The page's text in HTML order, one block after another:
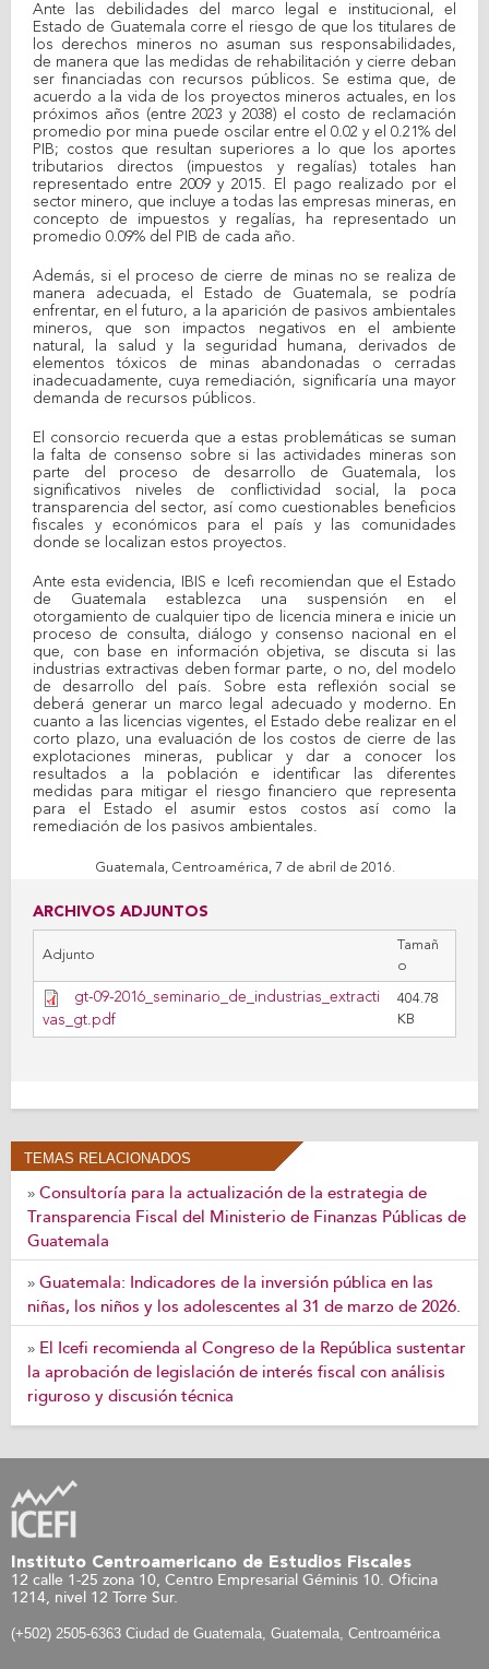
Ante las debilidades del marco legal e institucional, el
Estado de Guatemala corre el riesgo de que los titulares de
los derechos mineros no asuman sus responsabilidades,
de manera que las medidas de rehabilitación y cierre deban
ser financiadas con recursos públicos. Se estima que, de
acuerdo a la vida de los proyectos mineros actuales, en los
próximos años (entre 2023 y 2038) el costo de reclamación
promedio por mina puede oscilar entre el 0.02 y el 0.21% del
PIB; costos que resultan superiores a lo que los aportes
tributarios directos (impuestos y regalías) totales han
representado entre 2009 y 2015. El pago realizado por el
sector minero, que incluye a todas las empresas mineras, en
concepto de impuestos y regalías, ha representado un
promedio 0.09% del PIB de cada año.
Además, si el proceso de cierre de minas no se realiza de
manera adecuada, el Estado de Guatemala, se podría
enfrentar, en el futuro, a la aparición de pasivos ambientales
mineros, que son impactos negativos en el ambiente
natural, la salud y la seguridad humana, derivados de
elementos tóxicos de minas abandonadas o cerradas
inadecuadamente, cuya remediación, significaría una mayor
demanda de recursos públicos.
El consorcio recuerda que a estas problemáticas se suman
la falta de consenso sobre si las actividades mineras son
parte del proceso de desarrollo de Guatemala, los
significativos niveles de conflictividad social, la poca
transparencia del sector, así como cuestionables beneficios
fiscales y económicos para el país y las comunidades
donde se localizan estos proyectos.
Ante esta evidencia, IBIS e Icefi recomiendan que el Estado
de Guatemala establezca una suspensión en el
otorgamiento de cualquier tipo de licencia minera e inicie un
proceso de consulta, diálogo y consenso nacional en el
que, con base en información objetiva, se discuta si las
industrias extractivas deben formar parte, o no, del modelo
de desarrollo del país. Sobre esta reflexión social se
deberá generar un marco legal adecuado y moderno. En
cuanto a las licencias vigentes, el Estado debe realizar en el
corto plazo, una evaluación de los costos de cierre de las
explotaciones mineras, publicar y dar a conocer los
resultados a la población e identificar las diferentes
medidas para mitigar el riesgo financiero que representa
para el Estado el asumir estos costos así como la
remediación de los pasivos ambientales.
Guatemala, Centroamérica, 7 de abril de 2016.
ARCHIVOS ADJUNTOS
Adjunto
Tamañ
o
gt-09-2016_seminario_de_industrias_extracti
vas_gt.pdf
404.78
KB
TEMAS RELACIONADOS
» Consultoría para la actualización de la estrategia de
Transparencia Fiscal del Ministerio de Finanzas Públicas de
Guatemala
» Guatemala: Indicadores de la inversión pública en las
niñas, los niños y los adolescentes al 31 de marzo de 2026.
» El Icefi recomienda al Congreso de la República sustentar
la aprobación de legislación de interés fiscal con análisis
riguroso y discusión técnica
Instituto Centroamericano de Estudios Fiscales
12 calle 1-25 zona 10, Centro Empresarial Géminis 10. Oficina
1214, nivel 12 Torre Sur.
(+502) 2505-6363 Ciudad de Guatemala, Guatemala, Centroamérica